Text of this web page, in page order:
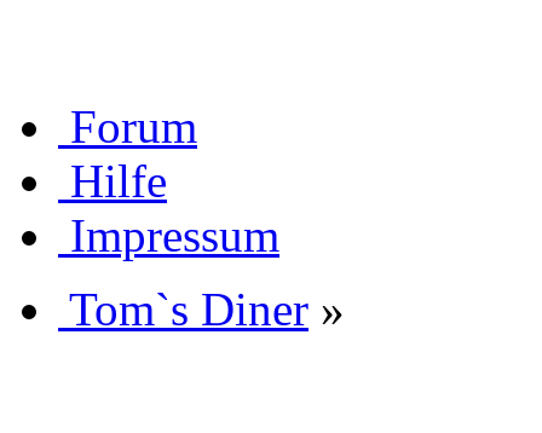
Forum
Hilfe
Impressum
Tom`s Diner »